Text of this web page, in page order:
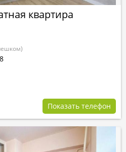
квартира
Показать телефон